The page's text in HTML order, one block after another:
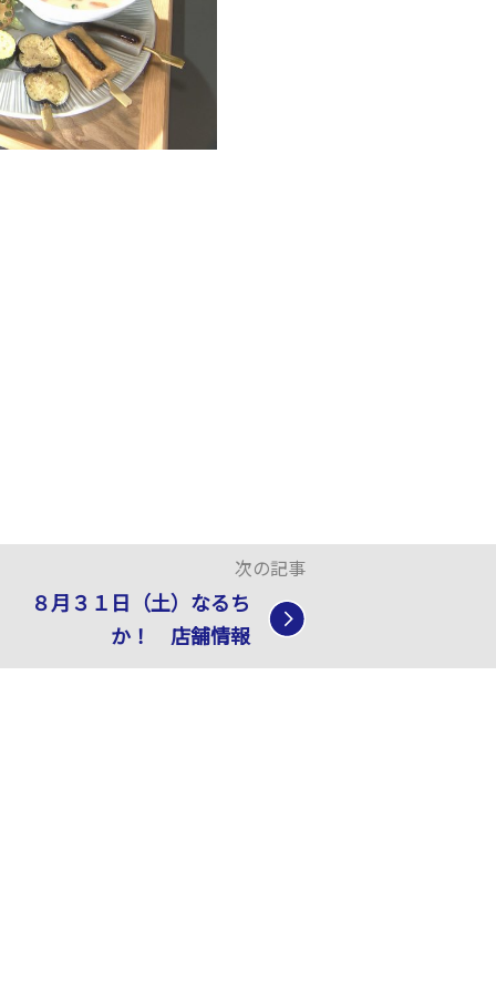
次の記事
８月３１日（土）なるち
か！ 店舗情報